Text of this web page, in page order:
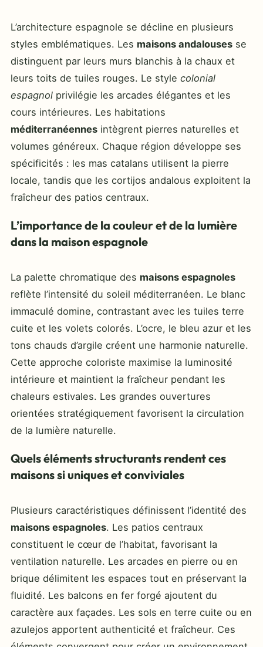
L’architecture espagnole se décline en plusieurs
styles emblématiques. Les maisons andalouses se
distinguent par leurs murs blanchis à la chaux et
leurs toits de tuiles rouges. Le style colonial
espagnol privilégie les arcades élégantes et les
cours intérieures. Les habitations
méditerranéennes intègrent pierres naturelles et
volumes généreux. Chaque région développe ses
spécificités : les mas catalans utilisent la pierre
locale, tandis que les cortijos andalous exploitent la
fraîcheur des patios centraux.
L’importance de la couleur et de la lumière
dans la maison espagnole
La palette chromatique des maisons espagnoles
reflète l’intensité du soleil méditerranéen. Le blanc
immaculé domine, contrastant avec les tuiles terre
cuite et les volets colorés. L’ocre, le bleu azur et les
tons chauds d’argile créent une harmonie naturelle.
Cette approche coloriste maximise la luminosité
intérieure et maintient la fraîcheur pendant les
chaleurs estivales. Les grandes ouvertures
orientées stratégiquement favorisent la circulation
de la lumière naturelle.
Quels éléments structurants rendent ces
maisons si uniques et conviviales
Plusieurs caractéristiques définissent l’identité des
maisons espagnoles. Les patios centraux
constituent le cœur de l’habitat, favorisant la
ventilation naturelle. Les arcades en pierre ou en
brique délimitent les espaces tout en préservant la
fluidité. Les balcons en fer forgé ajoutent du
caractère aux façades. Les sols en terre cuite ou en
azulejos apportent authenticité et fraîcheur. Ces